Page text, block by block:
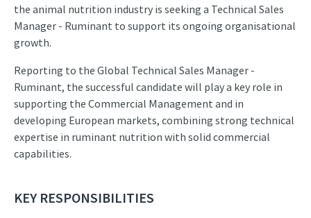
the animal nutrition industry is seeking a Technical Sales
Manager - Ruminant to support its ongoing organisational
growth.
Reporting to the Global Technical Sales Manager -
Ruminant, the successful candidate will play a key role in
supporting the Commercial Management and in
developing European markets, combining strong technical
expertise in ruminant nutrition with solid commercial
capabilities.
KEY RESPONSIBILITIES